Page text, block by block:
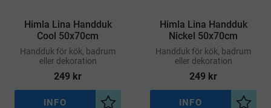
Himla Lina Handduk
Cool 50x70cm
Handduk för kök, badrum
eller dekoration
249 kr
INFO
Himla Lina Handduk
Nickel 50x70cm
Handduk för kök, badrum
eller dekoration
249 kr
INFO